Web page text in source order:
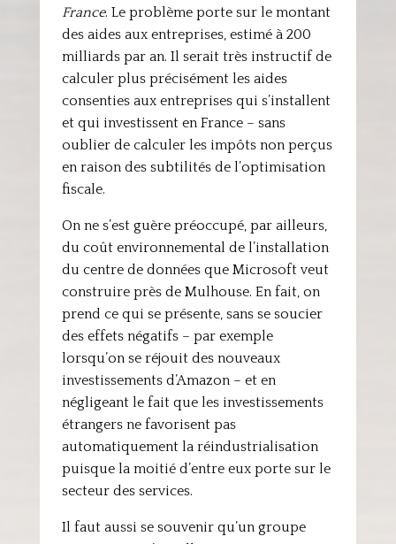
France. Le problème porte sur le montant
des aides aux entreprises, estimé à 200
milliards par an. Il serait très instructif de
calculer plus précisément les aides
consenties aux entreprises qui s’installent
et qui investissent en France – sans
oublier de calculer les impôts non perçus
en raison des subtilités de l’optimisation
fiscale.
On ne s’est guère préoccupé, par ailleurs,
du coût environnemental de l’installation
du centre de données que Microsoft veut
construire près de Mulhouse. En fait, on
prend ce qui se présente, sans se soucier
des effets négatifs – par exemple
lorsqu’on se réjouit des nouveaux
investissements d’Amazon – et en
négligeant le fait que les investissements
étrangers ne favorisent pas
automatiquement la réindustrialisation
puisque la moitié d’entre eux porte sur le
secteur des services.
Il faut aussi se souvenir qu’un groupe